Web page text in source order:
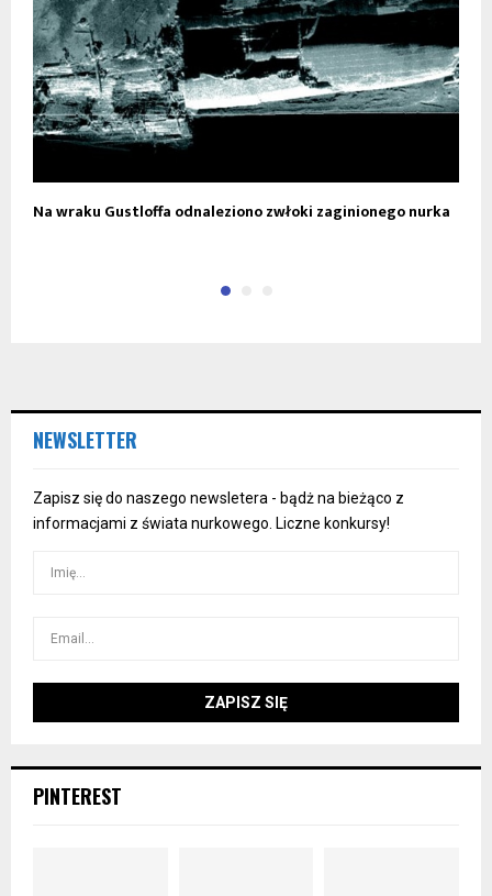
Na wraku Gustloffa odnaleziono zwłoki zaginionego nurka
NEWSLETTER
Zapisz się do naszego newsletera - bądż na bieżąco z
informacjami z świata nurkowego. Liczne konkursy!
PINTEREST